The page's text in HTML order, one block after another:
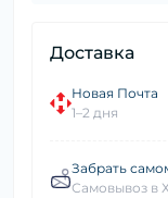
Доставка
Новая Почта
1–2 дня
Забрать
Самовывоз в